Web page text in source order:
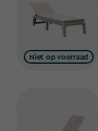
Niet op voorraad